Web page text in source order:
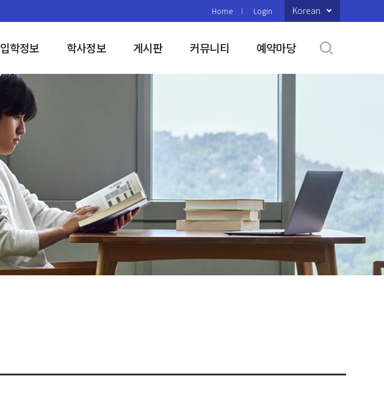
Home Login Korean
입학정보 학사정보 게시판 커뮤니티 예약마당